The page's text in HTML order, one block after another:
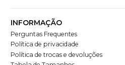
INFORMAÇÃO
Perguntas Frequentes
Política de privacidade
Política de trocas e devoluções